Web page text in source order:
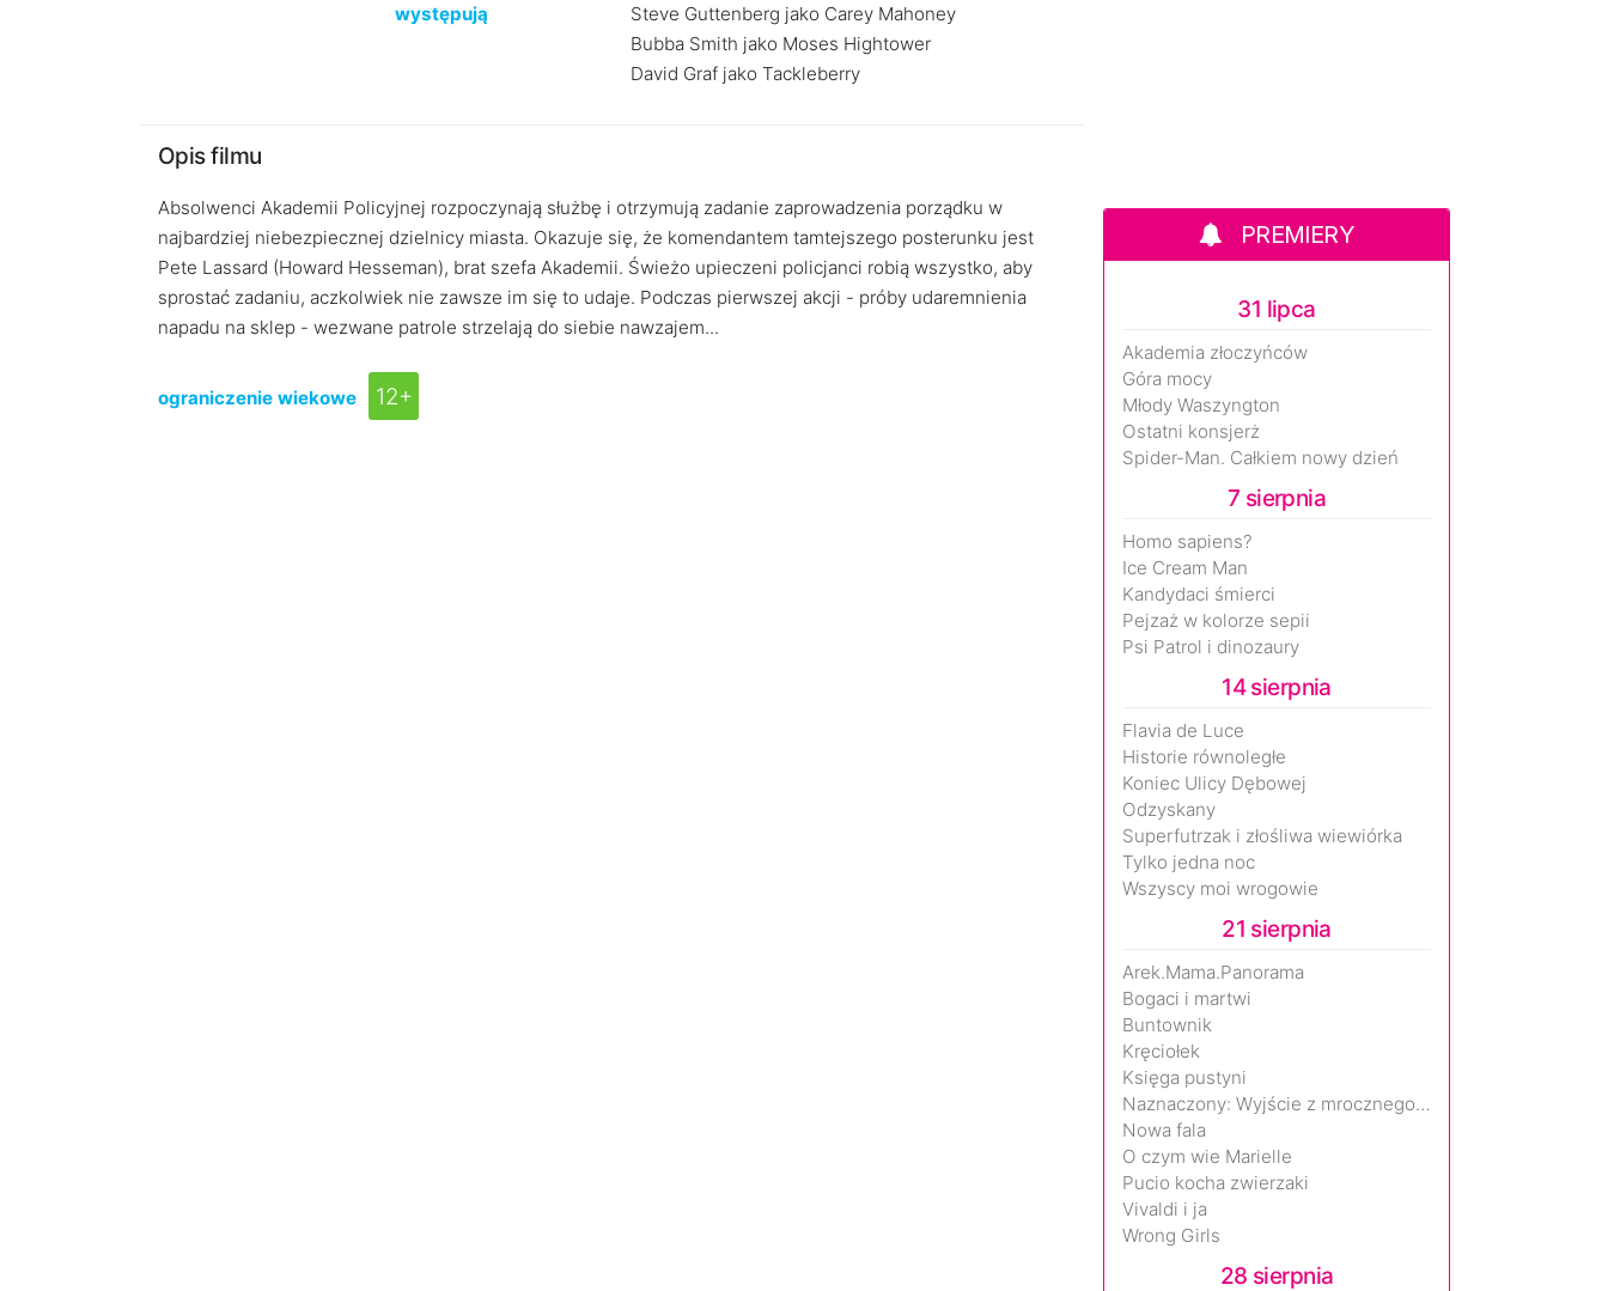
występują
Steve Guttenberg jako Carey Mahoney
Bubba Smith jako Moses Hightower
David Graf jako Tackleberry
Opis filmu
Absolwenci Akademii Policyjnej rozpoczynają służbę i otrzymują zadanie zaprowadzenia porządku w
najbardziej niebezpiecznej dzielnicy miasta. Okazuje się, że komendantem tamtejszego posterunku jest
Pete Lassard (Howard Hesseman), brat szefa Akademii. Świeżo upieczeni policjanci robią wszystko, aby
sprostać zadaniu, aczkolwiek nie zawsze im się to udaje. Podczas pierwszej akcji - próby udaremnienia
napadu na sklep - wezwane patrole strzelają do siebie nawzajem...
ograniczenie wiekowe 12+
PREMIERY
31 lipca
Akademia złoczyńców
Góra mocy
Młody Waszyngton
Ostatni konsjerż
Spider-Man. Całkiem nowy dzień
7 sierpnia
Homo sapiens?
Ice Cream Man
Kandydaci śmierci
Pejzaż w kolorze sepii
Psi Patrol i dinozaury
14 sierpnia
Flavia de Luce
Historie równoległe
Koniec Ulicy Dębowej
Odzyskany
Superfutrzak i złośliwa wiewiórka
Tylko jedna noc
Wszyscy moi wrogowie
21 sierpnia
Arek.Mama.Panorama
Bogaci i martwi
Buntownik
Kręciołek
Księga pustyni
Naznaczony: Wyjście z mrocznego wymiaru
Nowa fala
O czym wie Marielle
Pucio kocha zwierzaki
Vivaldi i ja
Wrong Girls
28 sierpnia